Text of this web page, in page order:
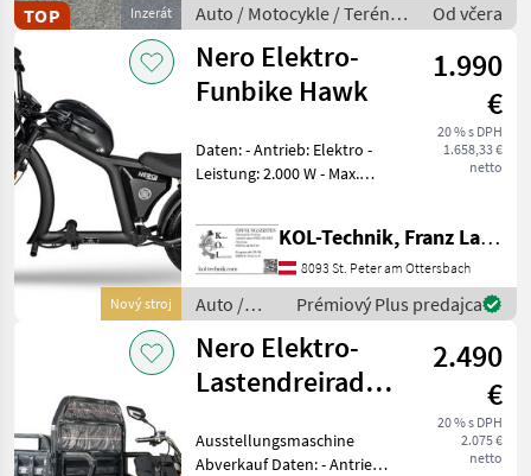
Inzerát
TOP
Auto / Motocykle / Terénne
vozidlo
Od včera
Nový stroj
Nero Elektro-
Funbike Hawk
1.990
€
20 % s DPH
1.658,33 €
netto
Daten: - Antrieb: Elektro -
Leistung: 2.000 W - Max.
Geschwindigkeitsstufen: 3 -
Reichweite: 60–80 km -
Akku: 60V/30Ah Lithium - La
KOL-Technik, Franz Lampl-Küssner
8093 St. Peter am Ottersbach
Auto /
Motocykle
/ Nero
Prémiový Plus predajca
Nero Elektro-
Lastendreirad/Tuk-
2.490
€
20 % s DPH
2.075 €
netto
Ausstellungsmaschine
Abverkauf Daten: - Antrieb: